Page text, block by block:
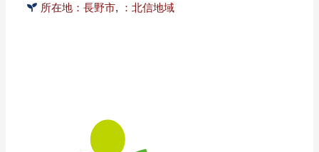
所在地：長野市, ：北信地域